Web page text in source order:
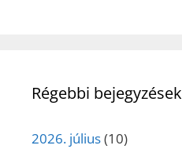
Régebbi bejegyzések
2026. július(10)